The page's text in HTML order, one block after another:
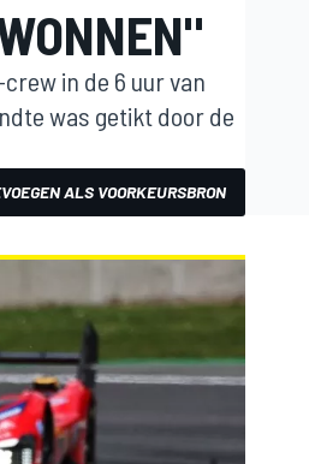
in de 6 uur van
was getikt door de
ALS VOORKEURSBRON